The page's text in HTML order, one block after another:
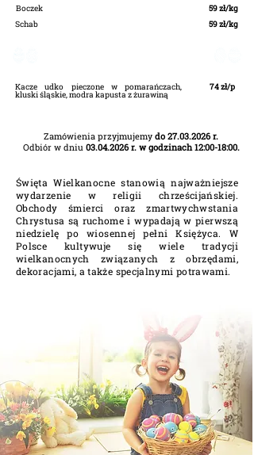
Boczek
59 zł/kg
59 zł/kg
Schab
Kacze udko pieczone w pomarańczach,
kluski śląskie, modra kapusta z żurawiną
74 zł/p
Zamówienia przyjmujemy do 27.03.2026 r.
Odbiór w dniu 03.04.2026r. w godzinach 12:00-18:00.
Święta Wielkanocne stanowią najważniejsze
wydarzenie w religii chrześcijańskiej.
Obchody śmierci oraz zmartwychwstania
Chrystusa są ruchome i wypadają w pierwszą
niedzielę po wiosennej pełni Księżyca. W
Polsce kultywuje się wiele tradycji
wielkanocnych związanych z obrzędami,
dekoracjami, a także specjalnymi potrawami.